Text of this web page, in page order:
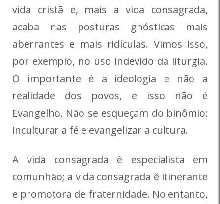
vida cristã e, mais a vida consagrada,
acaba nas posturas gnósticas mais
aberrantes e mais ridículas. Vimos isso,
por exemplo, no uso indevido da liturgia.
O importante é a ideologia e não a
realidade dos povos, e isso não é
Evangelho. Não se esqueçam do binômio:
inculturar a fé e evangelizar a cultura.
A vida consagrada é especialista em
comunhão; a vida consagrada é itinerante
e promotora de fraternidade. No entanto,